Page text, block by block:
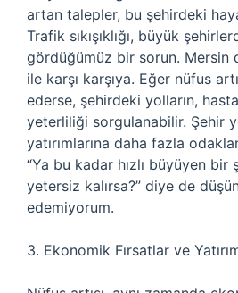
artan talepler, bu şehirdeki
Trafik sıkışıklığı, büyük
gördüğümüz bir sorun. Mersin
ile karşı karşıya. Eğer nüfus
ederse, şehirdeki yolların,
yeterliliği sorgulanabilir. Şehir
yatırımlarına daha fazla
“Ya bu kadar hızlı büyüyen bir
yetersiz kalırsa?” diye de
edemiyorum.
3. Ekonomik Fırsatlar ve